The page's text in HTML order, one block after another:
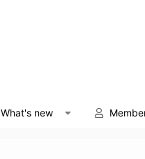
What's new